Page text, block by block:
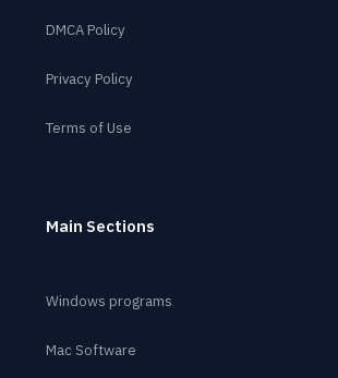
DMCA Policy
Privacy Policy
Terms of Use
Main Sections
Windows programs
Mac Software